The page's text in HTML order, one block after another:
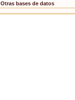
Otras bases de datos